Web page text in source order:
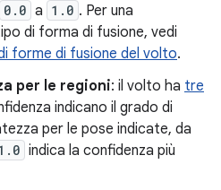
0.0 a 1.0 . Per una
di forma di fusione, vedi
forme di fusione del volto.
per le regioni: il volto ha tre
indicano il grado di
per le pose indicate, da
indica la confidenza più